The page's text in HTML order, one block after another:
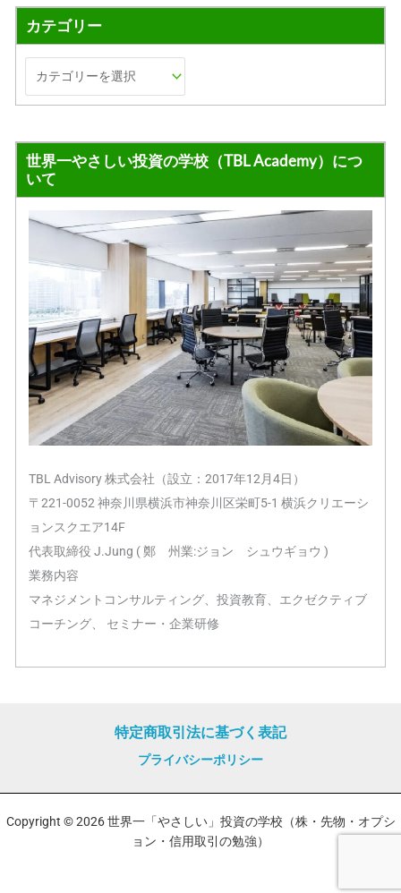
カテゴリー
世界一やさしい投資の学校（TBL Academy）につ
いて
TBL Advisory 株式会社（設立：2017年12月4日）
〒221-0052 神奈川県横浜市神奈川区栄町5-1 横浜クリエーシ
ョンスクエア14F
代表取締役 J.Jung ( 鄭 州業:ジョン シュウギョウ )
業務内容
マネジメントコンサルティング、投資教育、エクゼクティブ
コーチング、 セミナー・企業研修
特定商取引法に基づく表記
プライバシーポリシー
Copyright © 2026 世界一「やさしい」投資の学校（株・先物・オプシ
ョン・信用取引の勉強）